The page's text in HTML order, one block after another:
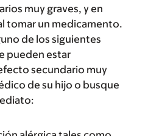
muy graves, y en
tomar un medicamento.
de los siguientes
pueden estar
secundario muy
de su hijo o busque